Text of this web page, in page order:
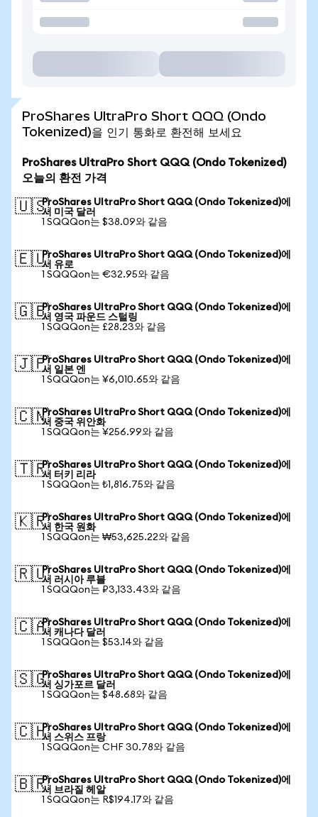
ProShares UltraPro Short QQQ (Ondo
Tokenized)을 인기 통화로 환전해 보세요
ProShares UltraPro Short QQQ (Ondo Tokenized)
오늘의 환전 가격
🇺🇸ProShares UltraPro Short QQQ (Ondo Tokenized)에
서 미국 달러
1 SQQQon는 $38.09와 같음
🇪🇺ProShares UltraPro Short QQQ (Ondo Tokenized)에
서 유로
1 SQQQon는 €32.95와 같음
🇬🇧ProShares UltraPro Short QQQ (Ondo Tokenized)에
서 영국 파운드 스털링
1 SQQQon는 £28.23와 같음
🇯🇵ProShares UltraPro Short QQQ (Ondo Tokenized)에
서 일본 엔
1 SQQQon는 ¥6,010.65와 같음
🇨🇳ProShares UltraPro Short QQQ (Ondo Tokenized)에
서 중국 위안화
1 SQQQon는 ¥256.99와 같음
🇹🇷ProShares UltraPro Short QQQ (Ondo Tokenized)에
서 터키 리라
1 SQQQon는 ₺1,816.75와 같음
🇰🇷ProShares UltraPro Short QQQ (Ondo Tokenized)에
서 한국 원화
1 SQQQon는 ₩53,625.22와 같음
🇷🇺ProShares UltraPro Short QQQ (Ondo Tokenized)에
서 러시아 루블
1 SQQQon는 ₽3,133.43와 같음
🇨🇦ProShares UltraPro Short QQQ (Ondo Tokenized)에
서 캐나다 달러
1 SQQQon는 $53.14와 같음
🇸🇬ProShares UltraPro Short QQQ (Ondo Tokenized)에
서 싱가포르 달러
1 SQQQon는 $48.68와 같음
🇨🇭ProShares UltraPro Short QQQ (Ondo Tokenized)에
서 스위스 프랑
1 SQQQon는 CHF 30.78와 같음
🇧🇷ProShares UltraPro Short QQQ (Ondo Tokenized)에
서 브라질 헤알
1 SQQQon는 R$194.17와 같음